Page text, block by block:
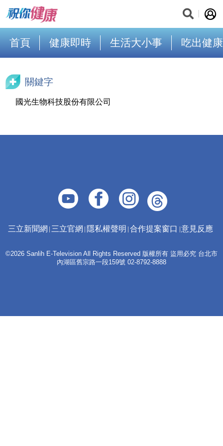
首頁 健康即時 生活大小事 吃出健康
關鍵字
國光生物科技股份有限公司
三立新聞網 三立官網 隱私權聲明 合作提案窗口 意見反應
©2026 Sanlih E-Television All Rights Reserved 版權所有 盜用必究 台北市
內湖區舊宗路一段159號 02-8792-8888